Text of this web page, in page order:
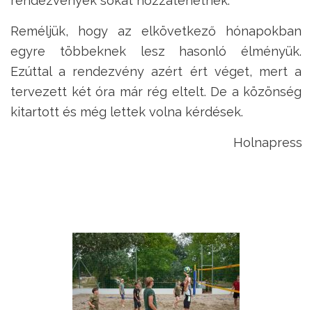
Reméljük, hogy az elkövetkező hónapokban
egyre többeknek lesz hasonló élményük.
Ezúttal a rendezvény azért ért véget, mert a
tervezett két óra már rég eltelt. De a közönség
kitartott és még lettek volna kérdések.
Holnapress